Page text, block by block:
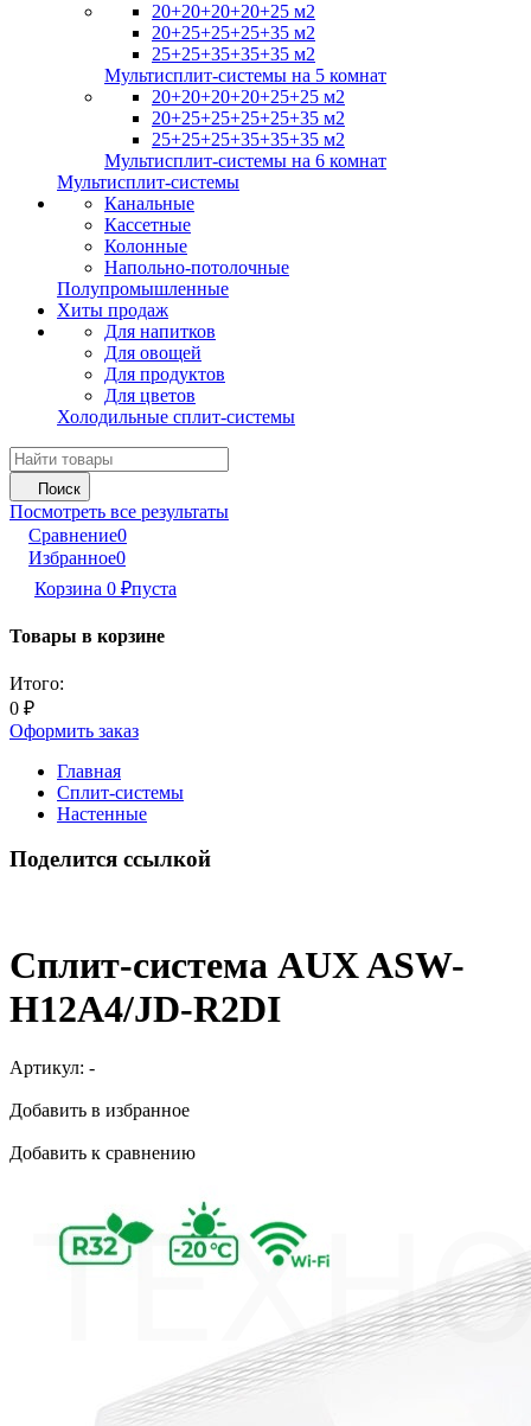
20+20+20+20+25 м2
20+25+25+25+35 м2
25+25+35+35+35 м2
Мультисплит-системы на 5 комнат
20+20+20+20+25+25 м2
20+25+25+25+25+35 м2
25+25+25+35+35+35 м2
Мультисплит-системы на 6 комнат
Мультисплит-системы
Канальные
Кассетные
Колонные
Напольно-потолочные
Полупромышленные
Хиты продаж
Для напитков
Для овощей
Для продуктов
Для цветов
Холодильные сплит-системы
Поиск
Посмотреть все результаты
Сравнение0
Избранное0
Корзина 0 ₽пуста
Товары в корзине
Итого:
0 ₽
Оформить заказ
Главная
Сплит-системы
Настенные
Поделится ссылкой
Сплит-система AUX ASW-
H12A4/JD-R2DI
Артикул: -
Добавить в избранное
Добавить к сравнению